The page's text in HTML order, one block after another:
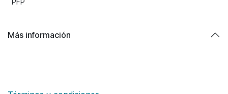
PFP
Más información